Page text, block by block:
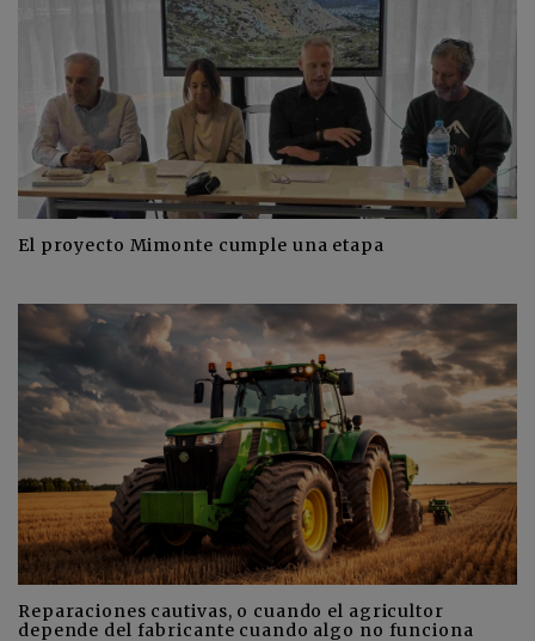
El proyecto Mimonte cumple una etapa
Reparaciones cautivas, o cuando el agricultor
depende del fabricante cuando algo no funciona